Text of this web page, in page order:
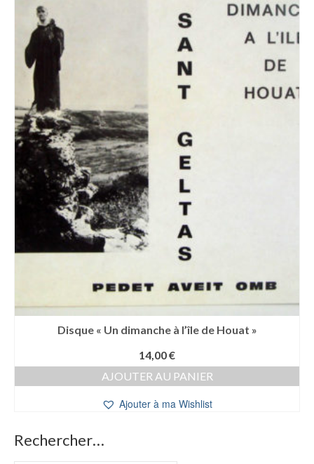
Disque « Un dimanche à l’île de Houat »
14,00€
AJOUTER AU PANIER
Ajouter à ma Wishlist
Rechercher…